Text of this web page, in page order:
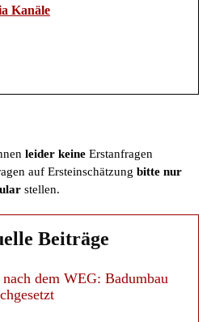
Kanäle
leider keine Erstanfragen
auf Ersteinschätzungbitte nur
stellen.
Beiträge
nach dem WEG: Badumbau